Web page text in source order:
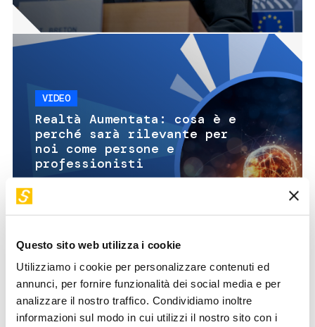
Questo sito web utilizza i cookie
Utilizziamo i cookie per personalizzare contenuti ed
annunci, per fornire funzionalità dei social media e per
analizzare il nostro traffico. Condividiamo inoltre
informazioni sul modo in cui utilizzi il nostro sito con i
VIDEO
Realtà Aumentata: cosa è e
perché sarà rilevante per
noi come persone e
professionisti
Dicembre Ufnarovskaia, Fabio Codebue e Donato De